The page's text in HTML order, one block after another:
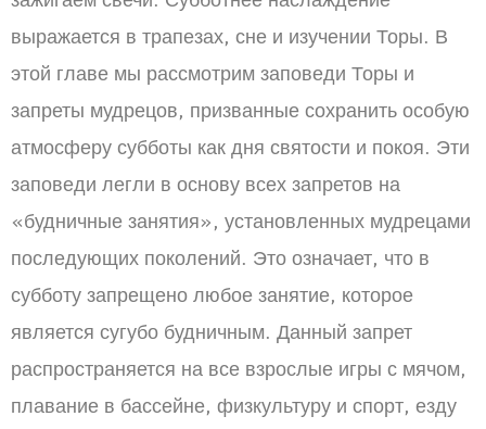
выражается в трапезах, сне и изучении Торы. В
этой главе мы рассмотрим заповеди Торы и
запреты мудрецов, призванные сохранить особую
атмосферу субботы как дня святости и покоя. Эти
заповеди легли в основу всех запретов на
«будничные занятия», установленных мудрецами
последующих поколений. Это означает, что в
субботу запрещено любое занятие, которое
является сугубо будничным. Данный запрет
распространяется на все взрослые игры с мячом,
плавание в бассейне, физкультуру и спорт, езду